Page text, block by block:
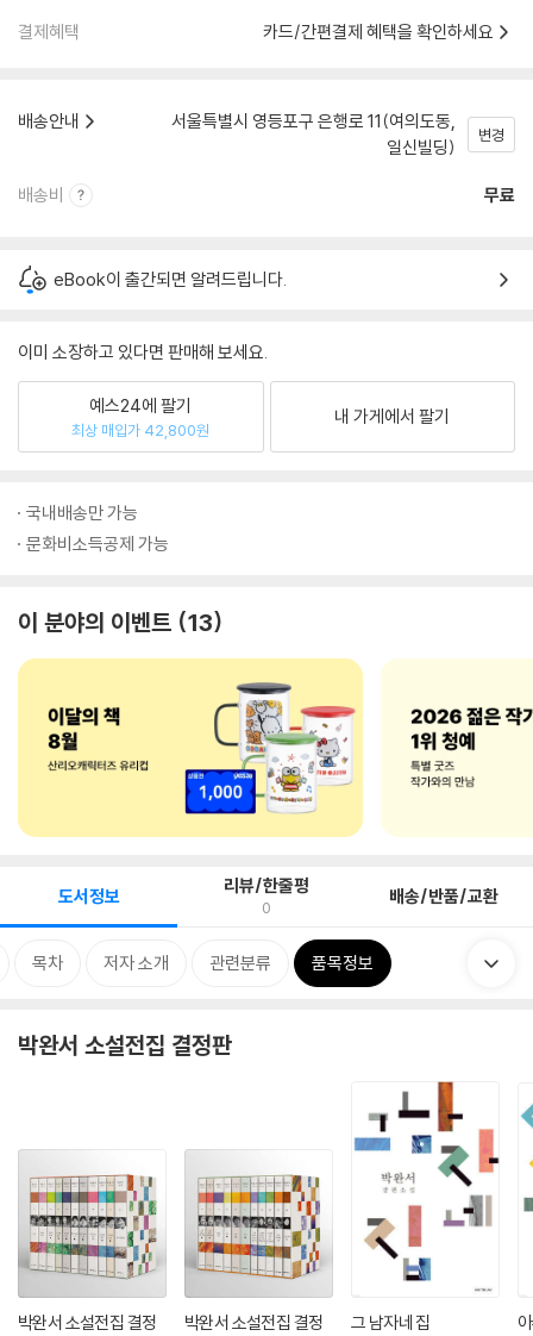
결제혜택 카드/간편결제 혜택을 확인하세요
배송안내
서울특별시 영등포구 은행로 11(여의도동,
일신빌딩)
변경
배송비 무료
eBook이 출간되면 알려드립니다.
이미 소장하고 있다면 판매해 보세요.
예스24에 팔기
최상 매입가 42,800원
내 가게에서 팔기
국내배송만 가능
문화비소득공제 가능
이 분야의 이벤트 13
도서정보 리뷰/한줄평
0 배송/반품/교환
목차 저자 소개 관련분류 품목정보
박완서 소설전집 결정판
박완서 소설전집 결정
박완서 소설전집 결정
그 남자네 집